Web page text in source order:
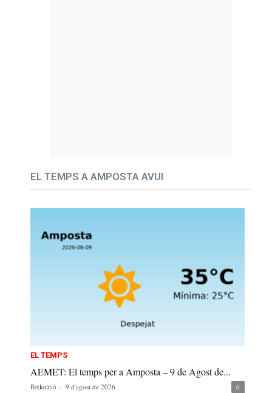
EL TEMPS A AMPOSTA AVUI
EL TEMPS
AEMET: El temps per a Amposta – 9 de Agost de...
Redacció - 9 d'agost de 2026 0